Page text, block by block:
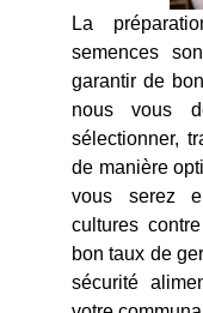
La
semences
garantir de
nous vous
sélectionner,
de manière
vous serez
cultures
bon taux de
sécurité